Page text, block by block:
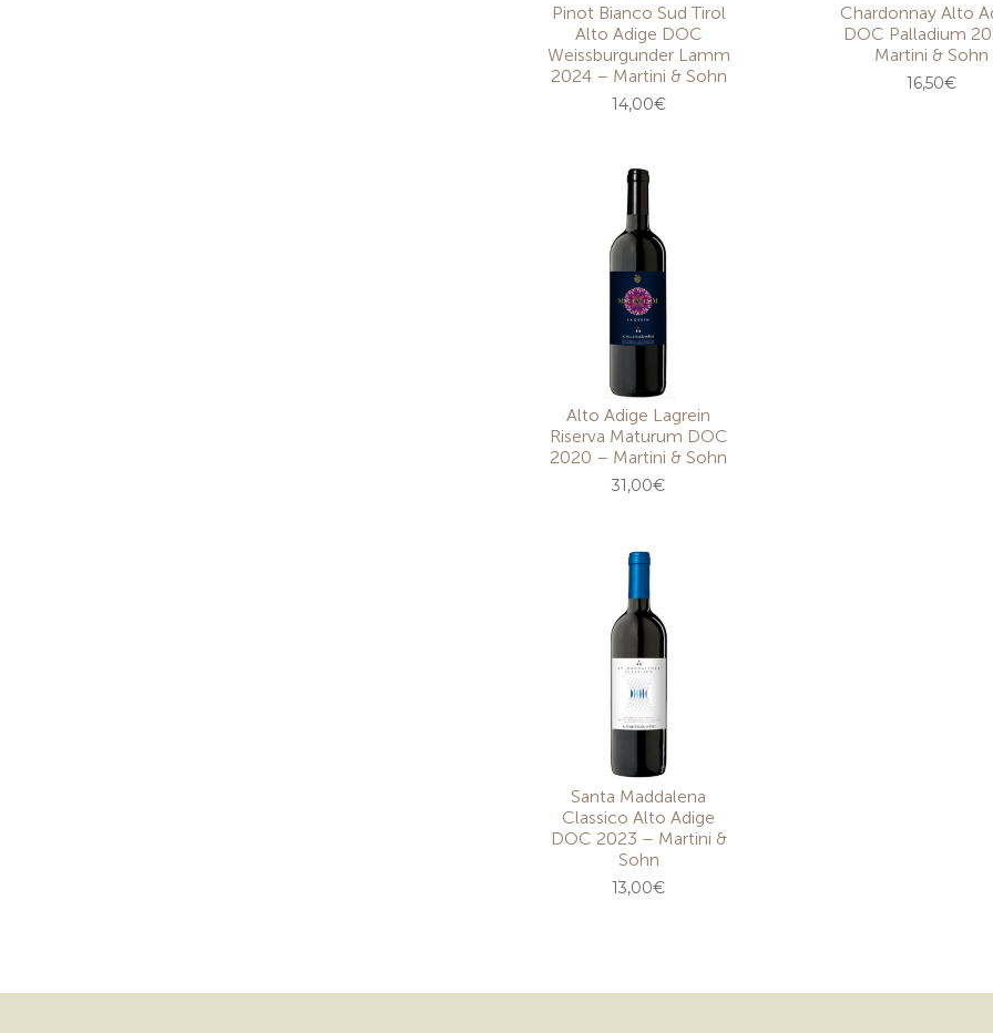
Pinot Bianco Sud Tirol
Alto Adige DOC
Weissburgunder Lamm
2024 – Martini & Sohn
14,00€
Chardonnay Alto
DOC Palladium
Martini & Sohn
16,50€
Alto Adige Lagrein
Riserva Maturum DOC
2020 – Martini & Sohn
31,00€
Santa Maddalena
Classico Alto Adige
DOC 2023 – Martini &
Sohn
13,00€